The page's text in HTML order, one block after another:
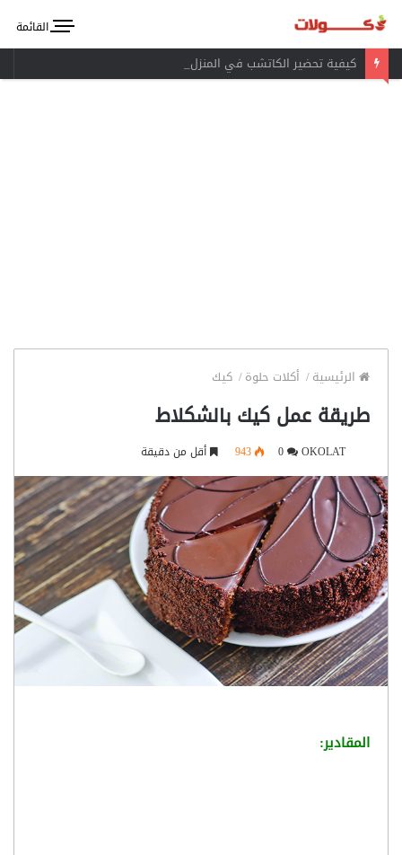
القائمة
كيفية تحضير الكاتشب في المنزل
الرئيسية/ أكلات حلوة/ كيك
طريقة عمل كيك بالشكلاط
OKOLAT
943 أقل من دقيقة
المقادير: